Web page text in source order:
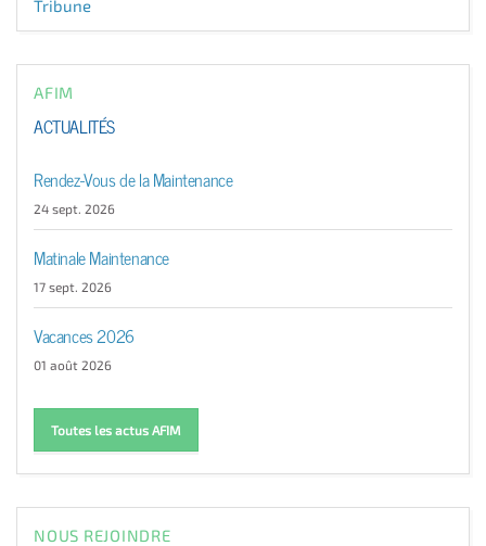
Tribune
AFIM
ACTUALITÉS
Rendez-Vous de la Maintenance
24 sept. 2026
Matinale Maintenance
17 sept. 2026
Vacances 2026
01 août 2026
Toutes les actus AFIM
NOUS REJOINDRE